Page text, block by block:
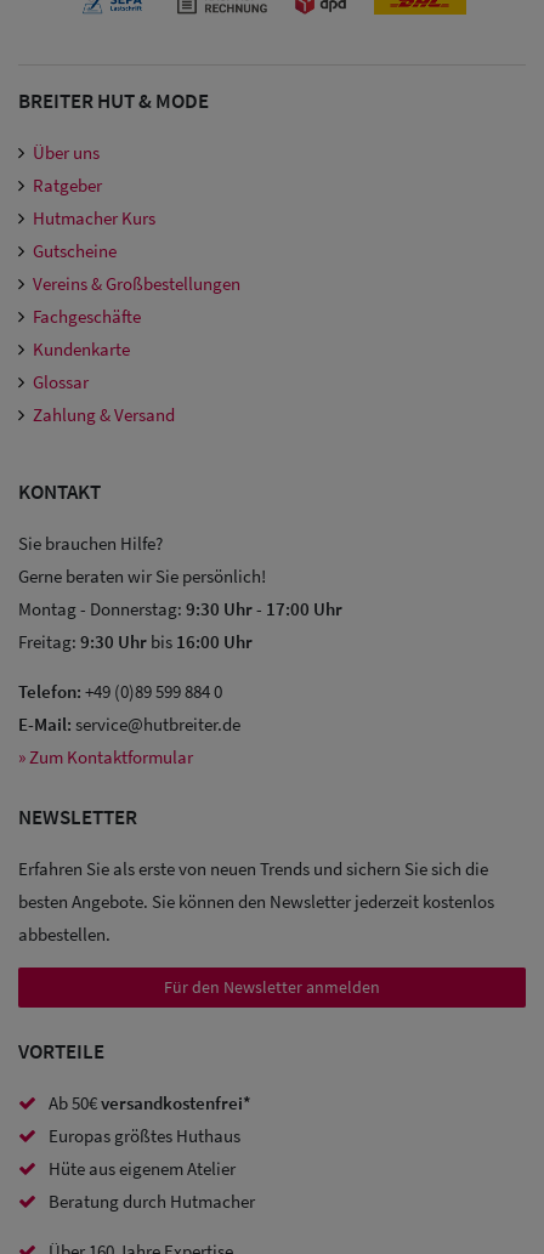
Baseball
Caps
Trucker
Caps
Sale: Caps
mit
BREITER HUT & MODE
Über uns
Ratgeber
Hutmacher Kurs
Gutscheine
Vereins & Großbestellungen
Fachgeschäfte
Kundenkarte
Glossar
Zahlung & Versand
KONTAKT
Sie brauchen Hilfe?
Gerne beraten wir Sie persönlich!
Montag - Donnerstag: 9:30 Uhr- 17:00 Uhr
Freitag: 9:30 Uhr bis 16:00 Uhr
Telefon: +49 (0)89 599 884 0
E-Mail: service@hutbreiter.de
» Zum Kontaktformular
NEWSLETTER
Erfahren Sie als erste von neuen Trends und sichern Sie sich die
besten Angebote. Sie können den Newsletter jederzeit kostenlos
abbestellen.
Für den Newsletter anmelden
VORTEILE
Ab 50€versandkostenfrei*
Europas größtes Huthaus
Hüte aus eigenem Atelier
Beratung durch Hutmacher